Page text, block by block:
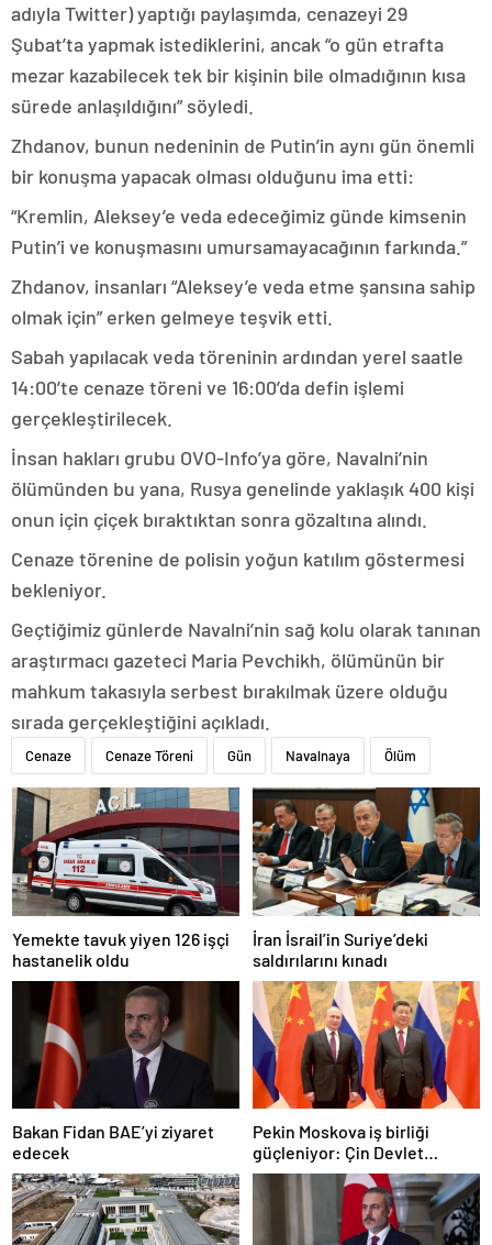
adıyla Twitter) yaptığı paylaşımda, cenazeyi 29
Şubat’ta yapmak istediklerini, ancak “o gün etrafta
mezar kazabilecek tek bir kişinin bile olmadığının kısa
sürede anlaşıldığını” söyledi.
Zhdanov, bunun nedeninin de Putin’in aynı gün önemli
bir konuşma yapacak olması olduğunu ima etti:
“Kremlin, Aleksey’e veda edeceğimiz günde kimsenin
Putin’i ve konuşmasını umursamayacağının farkında.”
Zhdanov, insanları “Aleksey’e veda etme şansına sahip
olmak için” erken gelmeye teşvik etti.
Sabah yapılacak veda töreninin ardından yerel saatle
14:00’te cenaze töreni ve 16:00’da defin işlemi
gerçekleştirilecek.
İnsan hakları grubu OVO-Info’ya göre, Navalni’nin
ölümünden bu yana, Rusya genelinde yaklaşık 400 kişi
onun için çiçek bıraktıktan sonra gözaltına alındı.
Cenaze törenine de polisin yoğun katılım göstermesi
bekleniyor.
Geçtiğimiz günlerde Navalni’nin sağ kolu olarak tanınan
araştırmacı gazeteci Maria Pevchikh, ölümünün bir
mahkum takasıyla serbest bırakılmak üzere olduğu
sırada gerçekleştiğini açıkladı.
Cenaze Cenaze Töreni Gün Navalnaya Ölüm
Yemekte tavuk yiyen 126 işçi
hastanelik oldu
İran İsrail’in Suriye’deki
saldırılarını kınadı
Bakan Fidan BAE’yi ziyaret
edecek
Pekin Moskova iş birliği
güçleniyor: Çin Devlet
Başkanı Zafer Günü için
Rusya’da olacak